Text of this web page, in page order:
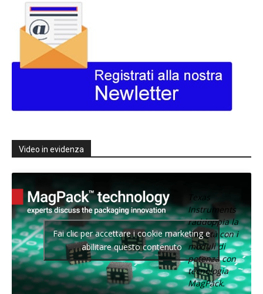
Video in evidenza
Texas
Instruments
raddoppia la
densità con i
moduli di
potenza con
tecnologia
MagPack.
Fai clic per accettare i cookie marketing e
abilitare questo contenuto